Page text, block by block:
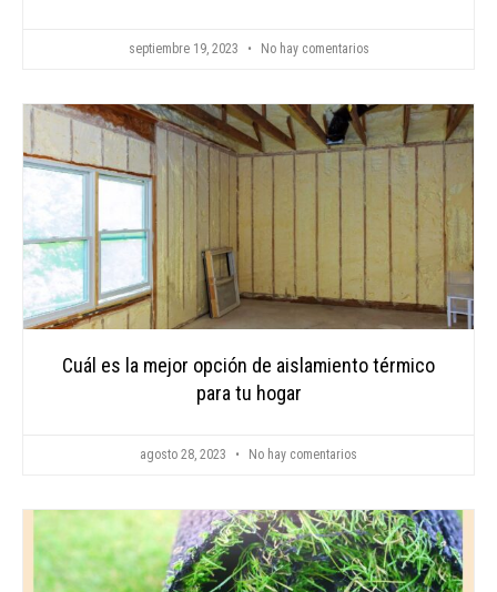
septiembre 19, 2023 No hay comentarios
Cuál es la mejor opción de aislamiento térmico
para tu hogar
agosto 28, 2023 No hay comentarios